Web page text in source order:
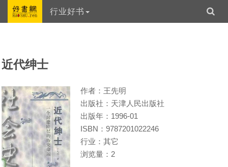
行业好书
近代绅士
作者：王先明
出版社：天津人民出版社
出版年：1996-01
ISBN：9787201022246
行业：其它
浏览量：2